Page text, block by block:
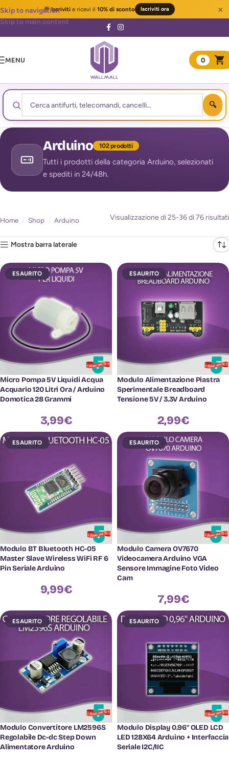
🎁Iscrivitie ricevi il 10% di sconto Iscriviti ora ×
Skip to navigation
Skip to main content
MENU 0
Arduino 102 prodotti
Tutti i prodotti della categoria Arduino, selezionati
e spediti in 24/48h.
Home / Shop / Arduino Visualizzazione di 25-36 di 76 risultati
Mostra barra laterale
ESAURITO
Micro Pompa 5V Liquidi Acqua
Acquario 120 Litri Ora / Arduino
Domotica 28 Grammi
3,99€
ESAURITO
Modulo Alimentazione Piastra
Sperimentale Breadboard
Tensione 5V / 3.3V Arduino
2,99€
ESAURITO
Modulo BT Bluetooth HC-05
Master Slave Wireless WiFi RF 6
Pin Seriale Arduino
9,99€
ESAURITO
Modulo Camera OV7670
Videocamera Arduino VGA
Sensore Immagine Foto Video
Cam
7,99€
ESAURITO
Modulo Convertitore LM2596S
Regolabile Dc-dc Step Down
Alimentatore Arduino
ESAURITO
Modulo Display 0.96″ OLED LCD
LED 128X64 Arduino + Interfaccia
Seriale I2C/IIC